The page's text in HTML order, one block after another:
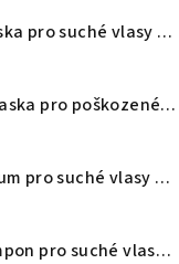
Hydratační maska pro suché vlasy Black Professional Premium Doré Mask – 1000 ml
Regenerační maska pro poškozené vlasy Black Professional Premium Perlé Mask – 1000 ml
Hydratační sérum pro suché vlasy Black Professional Premium Doré Serum – 50 ml
Hydratační šampon pro suché vlasy Black Professional Premium Doré Shampoo – 1000 ml